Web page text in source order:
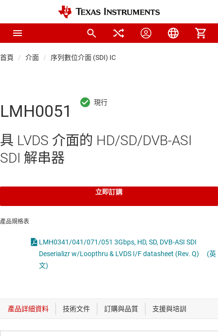
首頁 介面 序列數位介面 (SDI) IC
LMH0051
具 LVDS 介面的 HD/SD/DVB-ASI
SDI 解串器
立即訂購
產品規格表
LMH0341/041/071/051 3Gbps, HD, SD, DVB-ASI SDI
Deserializr w/Loopthru & LVDS I/F datasheet (Rev. Q)
(英
文)